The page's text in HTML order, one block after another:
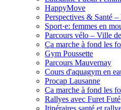
HappyMove
Perspectives & Santé
Sport·e: femmes en
Parcours vélo – Ville
Ça marche à fond les
Gym Poussette
Parcours Mauvernay
Cours d'aquagym en
Procap Lausanne
Ca marche à fond les
Rallyes avec Furet Futé
Itinéraires santé et